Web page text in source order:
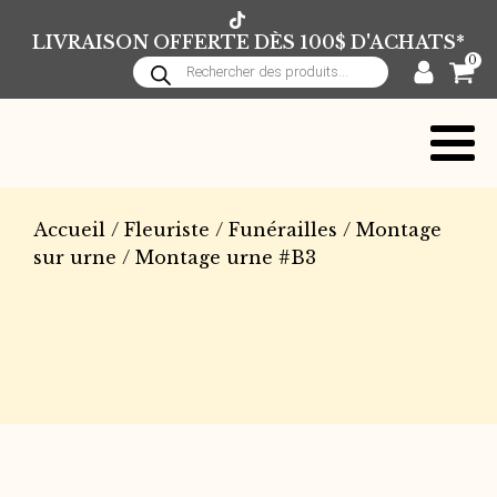
LIVRAISON OFFERTE DÈS 100$ D'ACHATS*
Recherche
de
0
Accueil / Fleuriste / Funérailles / Montage
sur urne / Montage urne #B3